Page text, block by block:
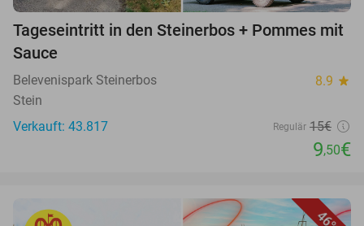
Tageseintritt in den Steinerbos + Pommes mit
Sauce
Belevenispark Steinerbos 8.9 star
Stein
Verkauft: 43.817
Regulär 15€
9,50€